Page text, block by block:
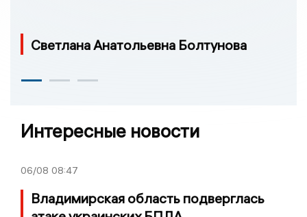
Светлана Анатольевна Болтунова
Интересные новости
06/08 08:47
Владимирская область подверглась